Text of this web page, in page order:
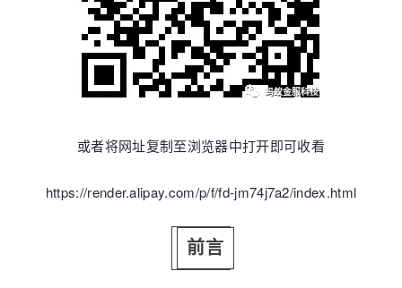
或者将网址复制至浏览器中打开即可收看
https://render.alipay.com/p/f/fd-jm74j7a2/index.html
前言